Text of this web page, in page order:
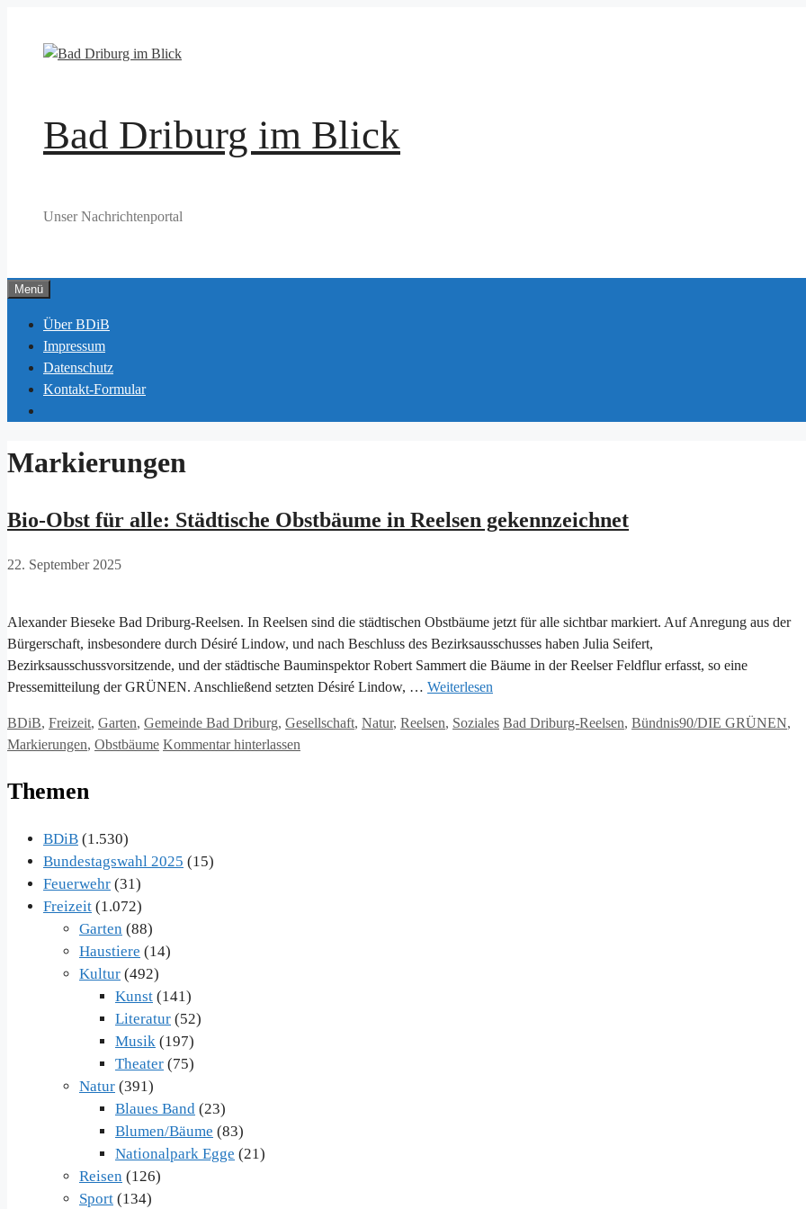
springen
Bad Driburg im Blick
Unser Nachrichtenportal
Menü
Über BDiB
Impressum
Datenschutz
Kontakt-Formular
Markierungen
Bio-Obst für alle: Städtische Obstbäume in Reelsen gekennzeichnet
22. September 2025
Alexander Bieseke Bad Driburg-Reelsen. In Reelsen sind die städtischen Obstbäume jetzt für alle sichtbar markiert. Auf Anregung aus der
Bürgerschaft, insbesondere durch Désiré Lindow, und nach Beschluss des Bezirksausschusses haben Julia Seifert,
Bezirksausschussvorsitzende, und der städtische Bauminspektor Robert Sammert die Bäume in der Reelser Feldflur erfasst, so eine
Pressemitteilung der GRÜNEN. Anschließend setzten Désiré Lindow, … Weiterlesen
Kategorien
BDiB, Freizeit, Garten, Gemeinde Bad Driburg, Gesellschaft, Natur, Reelsen, Soziales Schlagwörter
Bad Driburg-Reelsen, Bündnis90/DIE GRÜNEN,
Markierungen, Obstbäume Kommentar hinterlassen
Themen
BDiB (1.530)
Bundestagswahl 2025 (15)
Feuerwehr (31)
Freizeit (1.072)
Garten (88)
Haustiere (14)
Kultur (492)
Kunst (141)
Literatur (52)
Musik (197)
Theater (75)
Natur (391)
Blaues Band (23)
Blumen/Bäume (83)
Nationalpark Egge (21)
Reisen (126)
Sport (134)